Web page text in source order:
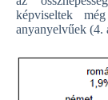
képviseltek
anyanyelvűek (4.